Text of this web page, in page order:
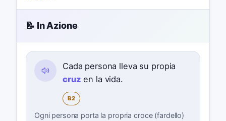
📝 In Azione
Cada persona lleva su propia
cruz en la vida.
B2
Ogni persona porta la propria croce (fardello)